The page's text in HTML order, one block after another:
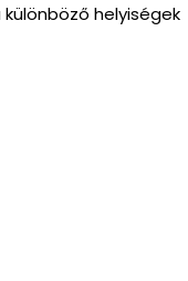
helyiségek